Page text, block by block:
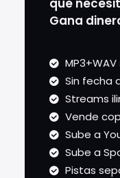
que
Gana
Sin fecha
Streams
Vende
Sube a
Sube a
Pistas